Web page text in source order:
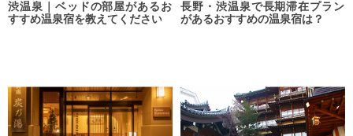
渋温泉｜ベッドの部屋があるお
すすめ温泉宿を教えてください
長野・渋温泉で長期滞在プラン
があるおすすめの温泉宿は？